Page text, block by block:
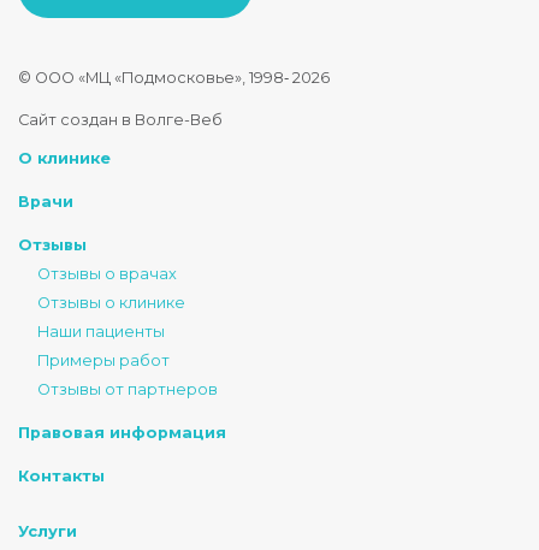
© ООО «МЦ «Подмосковье», 1998‑ 2026
Стоматология Подмосковье
+7 4852 74-45-45
Сайт создан в Волге-Веб
О клинике
Врачи
Отзывы
Отзывы о врачах
Отзывы о клинике
Наши пациенты
Примеры работ
Отзывы от партнеров
Правовая информация
Контакты
Услуги